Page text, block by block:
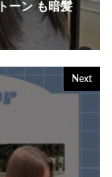
ーン も暗髪
Next